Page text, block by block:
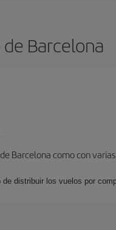
Barcelona
Barcelona como con
distribuir los vuelos por